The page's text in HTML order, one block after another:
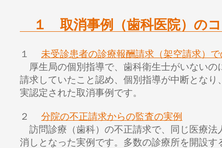
１ 取消事例（歯科医院）の
１ 未受診患者の診療報酬請求（架空請求）
厚生局の個別指導で、歯科衛生士がいないの
請求していたこと認め、個別指導が中断とな
実認定された取消事例です。
２ 分院の不正請求からの監査の実例
訪問診療（歯科）の不正請求で、同じ医療法
消しとなった実例です。多数の診療所を開設